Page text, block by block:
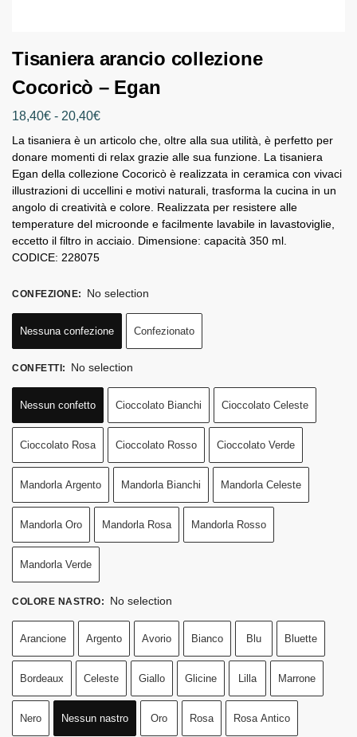
Tisaniera arancio collezione
Cocoricò – Egan
18,40€ - 20,40€
La tisaniera è un articolo che, oltre alla sua utilità, è perfetto per
donare momenti di relax grazie alle sua funzione. La tisaniera
Egan della collezione Cocoricò è realizzata in ceramica con vivaci
illustrazioni di uccellini e motivi naturali, trasforma la cucina in un
angolo di creatività e colore. Realizzata per resistere alle
temperature del microonde e facilmente lavabile in lavastoviglie,
eccetto il filtro in acciaio. Dimensione: capacità 350 ml.
CODICE: 228075
CONFEZIONE: No selection
Nessuna confezione Confezionato
CONFETTI: No selection
Nessun confetto Cioccolato Bianchi Cioccolato Celeste
Cioccolato Rosa Cioccolato Rosso Cioccolato Verde
Mandorla Argento Mandorla Bianchi Mandorla Celeste
Mandorla Oro Mandorla Rosa Mandorla Rosso
Mandorla Verde
COLORE NASTRO: No selection
Arancione Argento Avorio Bianco Blu Bluette
Bordeaux Celeste Giallo Glicine Lilla Marrone
Nero Nessun nastro Oro Rosa Rosa Antico